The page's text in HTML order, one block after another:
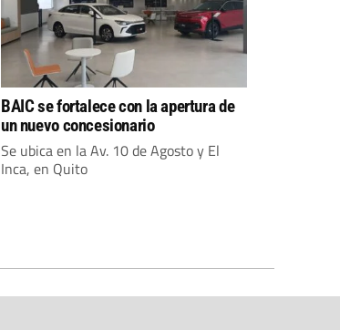
BAIC se fortalece con la apertura de
un nuevo concesionario
Se ubica en la Av. 10 de Agosto y El
Inca, en Quito